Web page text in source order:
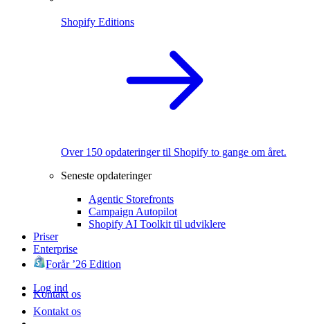
Shopify Editions
Over 150 opdateringer til Shopify to gange om året.
Seneste opdateringer
Agentic Storefronts
Campaign Autopilot
Shopify AI Toolkit til udviklere
Priser
Enterprise
Forår ’26 Edition
Log ind
Kontakt os
Kontakt os